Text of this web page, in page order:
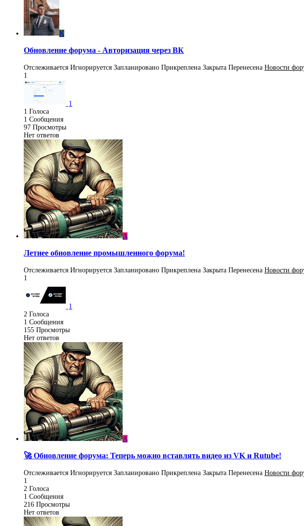
K
Обновление форума - Авторизация через ВК
Отслеживается Игнорируется Запланировано Прикреплена Закрыта Перенесена Новости
1
1
1 Голоса
1 Сообщения
97 Просмотры
Нет ответов
A
Летнее обновление промышленного форума!
Отслеживается Игнорируется Запланировано Прикреплена Закрыта Перенесена Новости
1
1
2 Голоса
1 Сообщения
155 Просмотры
Нет ответов
A
🚀 Обновление форума: Теперь можно вставлять видео из VK и Rutube!
Отслеживается Игнорируется Запланировано Прикреплена Закрыта Перенесена Новости
1
2 Голоса
1 Сообщения
216 Просмотры
Нет ответов